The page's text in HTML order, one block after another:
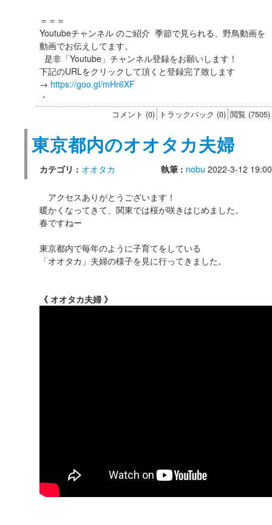
＝＝＝
Youtubeチャンネル のご紹介 季節で見られる、野鳥動画を
動画でお伝えしてます。
是非「Youtube」チャンネル登録をお願いします！
下記のURLをクリックして頂くと登録完了致します
→ https://goo.gl/mHr6XF
・
コメント (0) トラックバック (0) 閲覧 (7505)
東京都内のオオタカ夫婦
カテゴリ : オオタカ 執筆 : nobu 2022-3-12 19:00
アクセスありがとうございます！
暖かくなってきて、関東では桜が咲きはじめました。
春ですねー
東京都内で毎年のように子育てをしている
「オオタカ」夫婦の様子を見に行ってきました。
《 オオタカ夫婦 》